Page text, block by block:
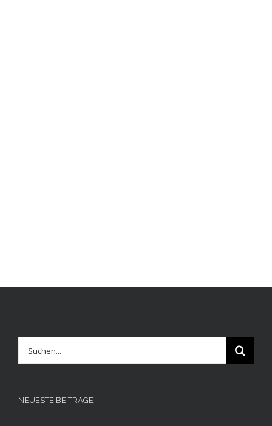
Suche
nach:
NEUESTE BEITRÄGE